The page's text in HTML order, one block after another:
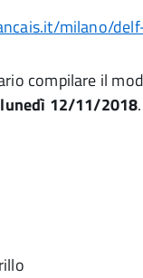
milano/
compilare il
12/11/2018.